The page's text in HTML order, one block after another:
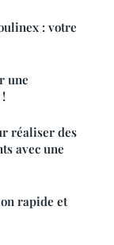
: votre
une
réaliser des
avec une
rapide et